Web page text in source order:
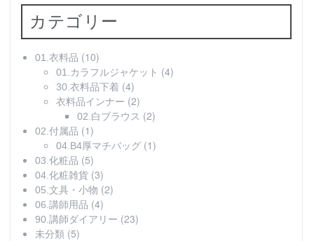
カテゴリー
01.衣料品 (10)
01.カラフルジャケット (4)
30.衣料品下着 (4)
衣料品インナー (2)
02.白ブラウス (2)
02.付属品 (1)
04.B4厚マチバッグ (1)
03.化粧品 (5)
04.化粧雑貨 (3)
05.文具・小物 (2)
06.講師用品 (4)
90.講師ダイアリー (23)
未分類 (5)